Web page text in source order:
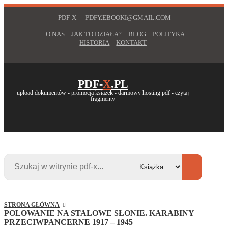
PDF-X PDFY.EBOOKI@GMAIL.COM
O NAS JAK TO DZIAŁA? BLOG
POLITYKA
HISTORIA
KONTAKT
PDF-X.PL
upload dokumentów - promocja książek - darmowy hosting pdf - czytaj
fragmenty
STRONA GŁÓWNA
POLOWANIE NA STALOWE SŁONIE. KARABINY
PRZECIWPANCERNE 1917 – 1945